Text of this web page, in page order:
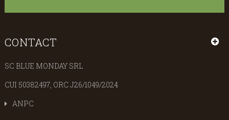
CONTACT
SC BLUE MONDAY SRL
CUI 50382497, ORC J26/1049/2024
ANPC